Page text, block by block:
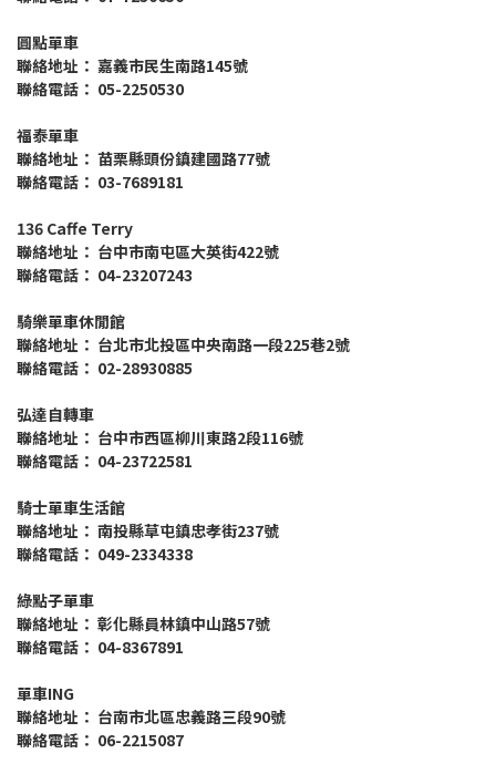
圓點單車
聯絡地址： 嘉義市民生南路145號
聯絡電話： 05-2250530
福泰單車
聯絡地址： 苗栗縣頭份鎮建國路77號
聯絡電話： 03-7689181
136 Caffe Terry
聯絡地址： 台中市南屯區大英街422號
聯絡電話： 04-23207243
騎樂單車休閒館
聯絡地址： 台北市北投區中央南路一段225巷2號
聯絡電話： 02-28930885
弘達自轉車
聯絡地址： 台中市西區柳川東路2段116號
聯絡電話： 04-23722581
騎士單車生活館
聯絡地址： 南投縣草屯鎮忠孝街237號
聯絡電話： 049-2334338
綠點子單車
聯絡地址： 彰化縣員林鎮中山路57號
聯絡電話： 04-8367891
單車ING
聯絡地址： 台南市北區忠義路三段90號
聯絡電話： 06-2215087